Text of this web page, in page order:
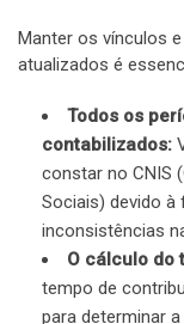
Manter os vínculos
atualizados é
Todos os
contabilizados:
constar no CNIS
Sociais) devido
inconsistências
O cálculo do
tempo de
para determinar